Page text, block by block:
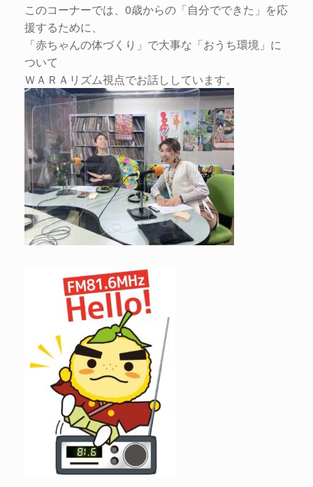
このコーナーでは、0歳からの「自分でできた」を応
援するために、
「赤ちゃんの体づくり」で大事な「おうち環境」に
ついて
ＷＡＲＡリズム視点でお話ししています。